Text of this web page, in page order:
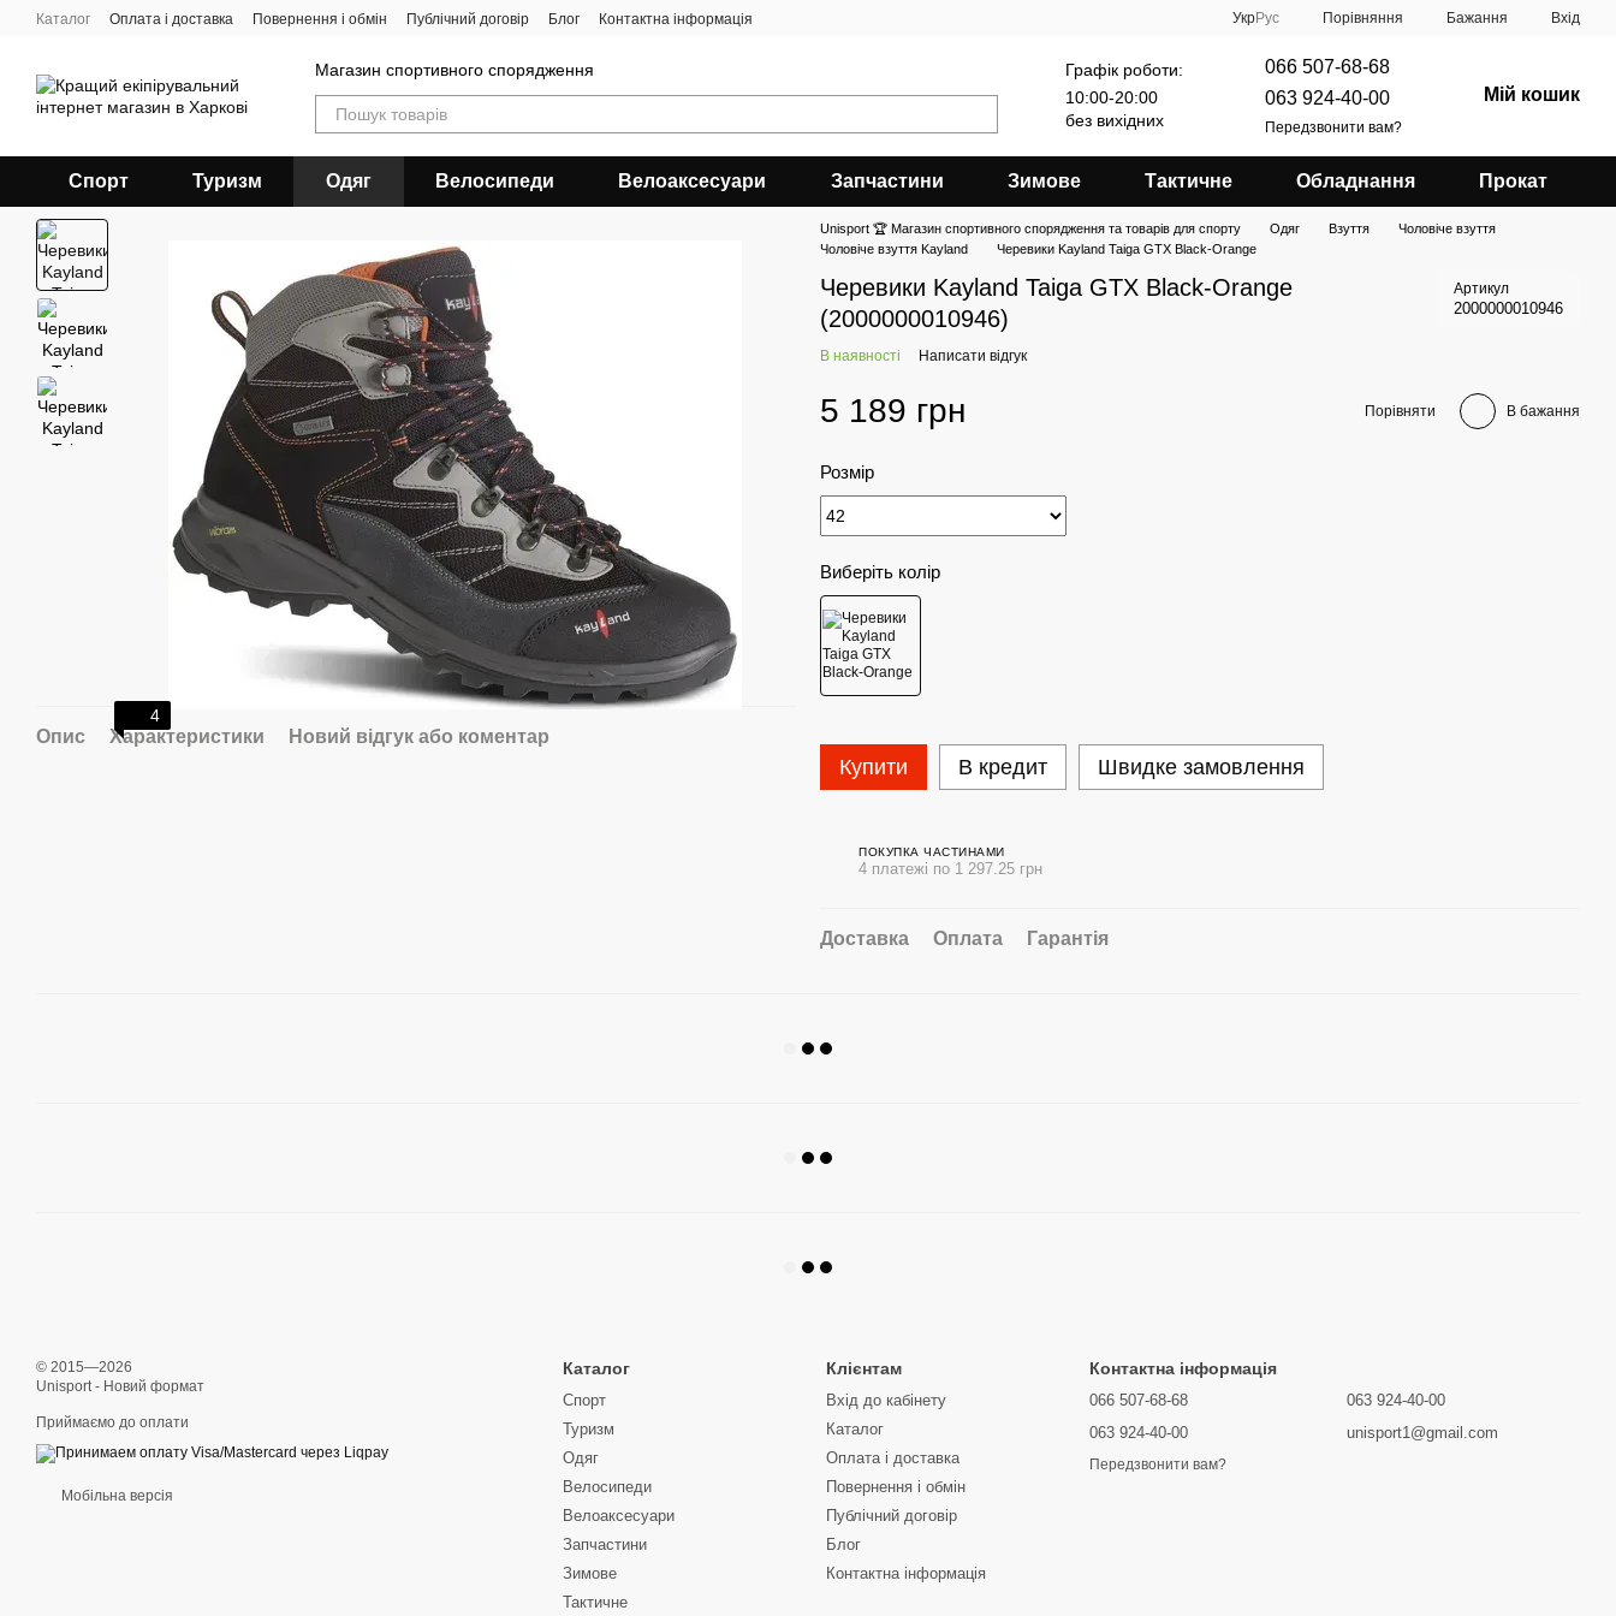
Перейти до основного контенту
Каталог Оплата і доставка Повернення і обмін Публічний договір Блог Контактна інформація УкрРус Порівняння Бажання Вхід
Магазин спортивного спорядження
Графік роботи:
10:00-20:00
без вихідних
066 507-68-68
063 924-40-00
Передзвонити вам?
Мій кошик
Спорт Туризм Одяг Велосипеди Велоаксесуари Запчастини Зимове Тактичне Обладнання Прокат
4
Опис Характеристики Новий відгук або коментар
Unisport 🏆 Магазин спортивного спорядження та товарів для спорту Одяг Взуття
Чоловіче взуття
Чоловіче взуття Kayland
Черевики Kayland Taiga GTX Black-Orange
Черевики Kayland Taiga GTX Black-Orange
(2000000010946)
Артикул
2000000010946
В наявності Написати відгук
5 189 грн Порівняти В бажання
Розмір
Виберіть колір
Купити В кредит Швидке замовлення
ПОКУПКА ЧАСТИНАМИ
4 платежі по 1 297.25 грн
Доставка Оплата Гарантія
© 2015—2026
Unisport - Новий формат
Приймаємо до оплати
Мобільна версія
Каталог
Спорт
Туризм
Одяг
Велосипеди
Велоаксесуари
Запчастини
Зимове
Тактичне
Клієнтам
Вхід до кабінету
Каталог
Оплата і доставка
Повернення і обмін
Публічний договір
Блог
Контактна інформація
Контактна інформація
066 507-68-68
063 924-40-00
Передзвонити вам?
063 924-40-00
unisport1@gmail.com